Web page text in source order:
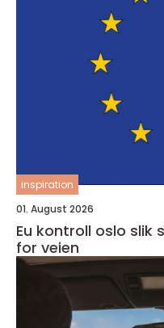
inspiration
01. August 2026
Eu kontroll oslo slik sikrer du at bilen er klar
for veien